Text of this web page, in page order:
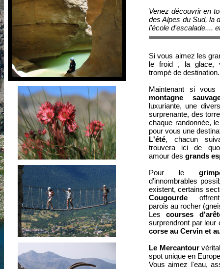
Venez découvrir en
des Alpes du Sud, la
l'école d'escalade....
Si vous aimez les
le froid , la glace,
trompé de destination.
Maintenant si vous
montagne
luxuriante, une
surprenante, des
chaque randonnée,
pour vous une
L'été, chacun
trouvera ici de
amour des grands
Pour le
d'innombrables
existent, certains
Cougourde offrent
parois au rocher
Lescourses
surprendront par leur
corse au Cervin et
Le Mercantour
spot unique en
Vous aimez l'eau,